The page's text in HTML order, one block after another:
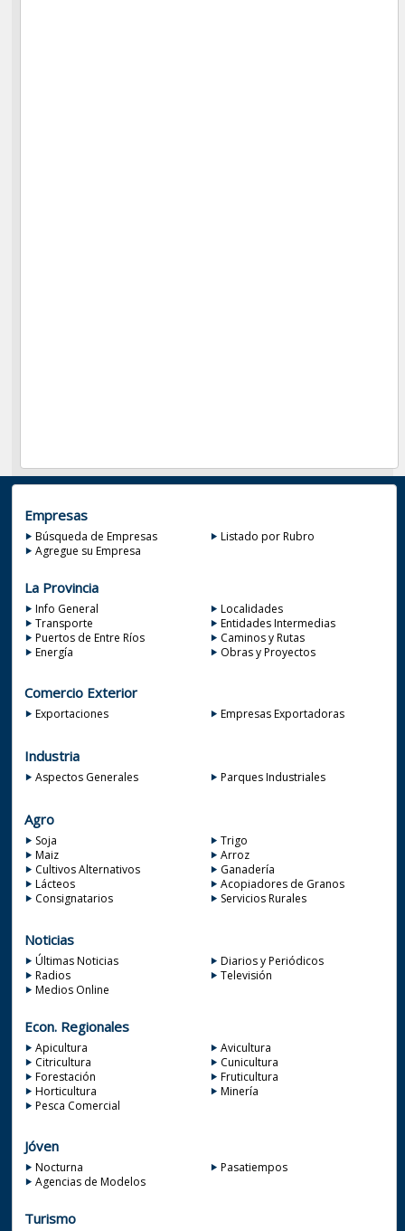
Empresas
Búsqueda de Empresas
Listado por Rubro
Agregue su Empresa
La Provincia
Info General
Localidades
Transporte
Entidades Intermedias
Puertos de Entre Ríos
Caminos y Rutas
Energía
Obras y Proyectos
Comercio Exterior
Exportaciones Empresas Exportadoras
Industria
Aspectos Generales Parques Industriales
Agro
Soja
Trigo
Maiz
Arroz
Cultivos Alternativos
Ganadería
Lácteos
Acopiadores de Granos
Consignatarios
Servicios Rurales
Noticias
Últimas Noticias
Diarios y Periódicos
Radios
Televisión
Medios Online
Econ. Regionales
Apicultura
Avicultura
Citricultura
Cunicultura
Forestación
Fruticultura
Horticultura
Minería
Pesca Comercial
Jóven
Nocturna
Pasatiempos
Agencias de Modelos
Turismo